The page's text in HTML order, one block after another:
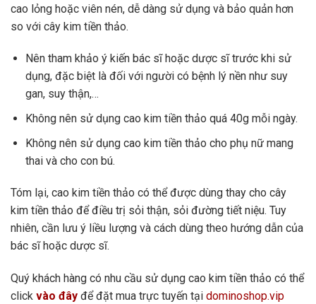
cao lỏng hoặc viên nén, dễ dàng sử dụng và bảo quản hơn
so với cây kim tiền thảo.
Nên tham khảo ý kiến bác sĩ hoặc dược sĩ trước khi sử
dụng, đặc biệt là đối với người có bệnh lý nền như suy
gan, suy thận,…
Không nên sử dụng cao kim tiền thảo quá 40g mỗi ngày.
Không nên sử dụng cao kim tiền thảo cho phụ nữ mang
thai và cho con bú.
Tóm lại, cao kim tiền thảo có thể được dùng thay cho cây
kim tiền thảo để điều trị sỏi thận, sỏi đường tiết niệu. Tuy
nhiên, cần lưu ý liều lượng và cách dùng theo hướng dẫn của
bác sĩ hoặc dược sĩ.
Quý khách hàng có nhu cầu sử dụng cao kim tiền thảo có thể
click vào đây để đặt mua trực tuyến tại dominoshop.vip